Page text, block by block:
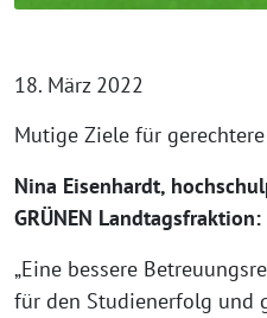
18. März 2022
Mutige Ziele für
Nina Eisenhardt,
GRÜNEN Landtagsfraktion:
„Eine bessere
für den Studienerfolg und